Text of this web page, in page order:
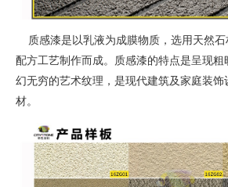
质感漆是以乳液为成膜物质，选用天然石
配方工艺制作而成。质感漆的特点是呈现
幻无穷的艺术纹理，是现代建筑及家庭装
材。